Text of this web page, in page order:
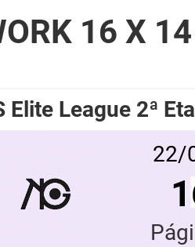
16 X
Elite League 2ª
22/